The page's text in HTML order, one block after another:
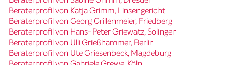
Beraterprofil von Katja Grimm, Linsengericht
Beraterprofil von Georg Grillenmeier, Friedberg
Beraterprofil von Hans-Peter Griewatz, Solingen
Beraterprofil von Ulli Grießhammer, Berlin
Beraterprofil von Ute Griesenbeck, Magdeburg